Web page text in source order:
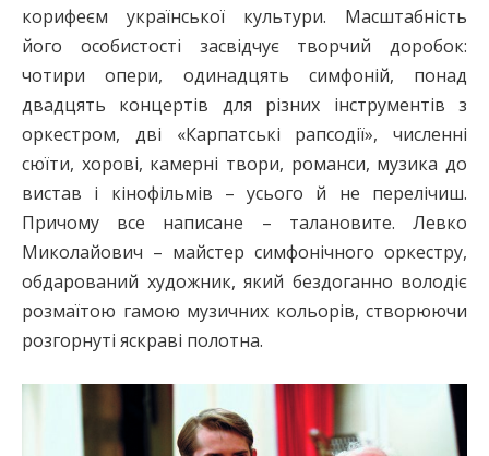
корифеєм української культури. Масштабність
його особистості засвідчує творчий доробок:
чотири опери, одинадцять симфоній, понад
двадцять концертів для різних інструментів з
оркестром, дві «Карпатські рапсодії», численні
сюїти, хорові, камерні твори, романси, музика до
вистав і кінофільмів – усього й не перелічиш.
Причому все написане – талановите. Левко
Миколайович – майстер симфонічного оркестру,
обдарований художник, який бездоганно володіє
розмаїтою гамою музичних кольорів, створюючи
розгорнуті яскраві полотна.